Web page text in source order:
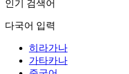
인기 검색어
다국어 입력
히라가나
가타카나